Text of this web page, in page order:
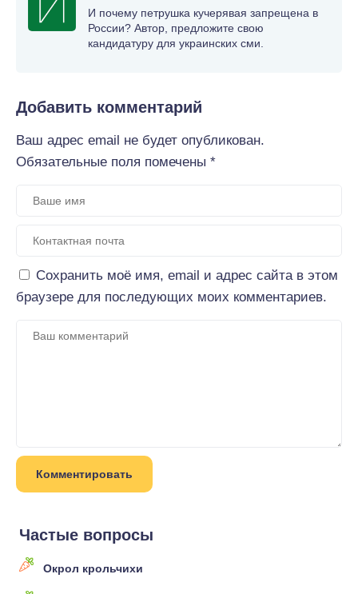
И почему петрушка кучерявая запрещена в
России? Автор, предложите свою
кандидатуру для украинских сми.
Добавить комментарий
Ваш адрес email не будет опубликован.
Обязательные поля помечены *
Сохранить моё имя, email и адрес сайта в этом
браузере для последующих моих комментариев.
Частые вопросы
Окрол крольчихи